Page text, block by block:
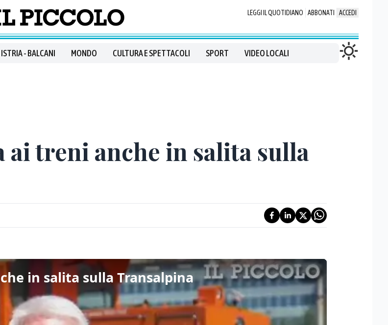
LEGGI IL QUOTIDIANO ABBONATI ACCEDI
ISTRIA - BALCANI MONDO CULTURA E SPETTACOLI SPORT VIDEO LOCALI
ai treni anche in salita sulla
in salita sulla Transalpina